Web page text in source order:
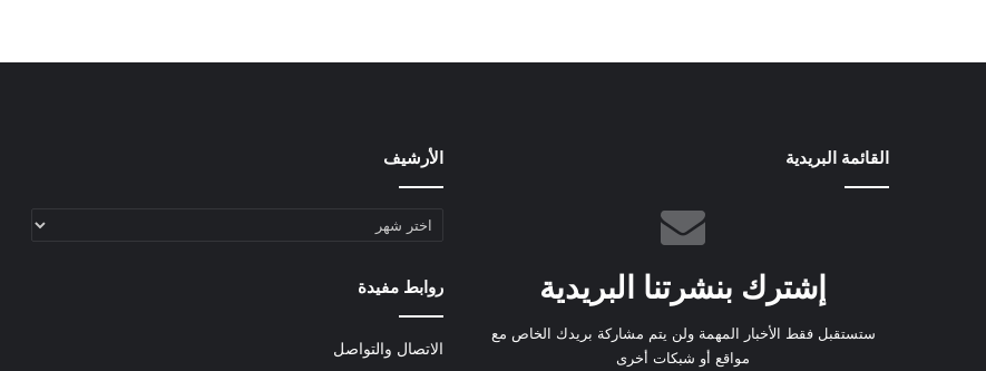
القائمة البريدية
إشترك بنشرتنا البريدية
ستستقبل فقط الأخبار المهمة ولن يتم مشاركة بريدك الخاص مع
مواقع أو شبكات أخرى
الأرشيف
الأرشيف
روابط مفيدة
الاتصال والتواصل